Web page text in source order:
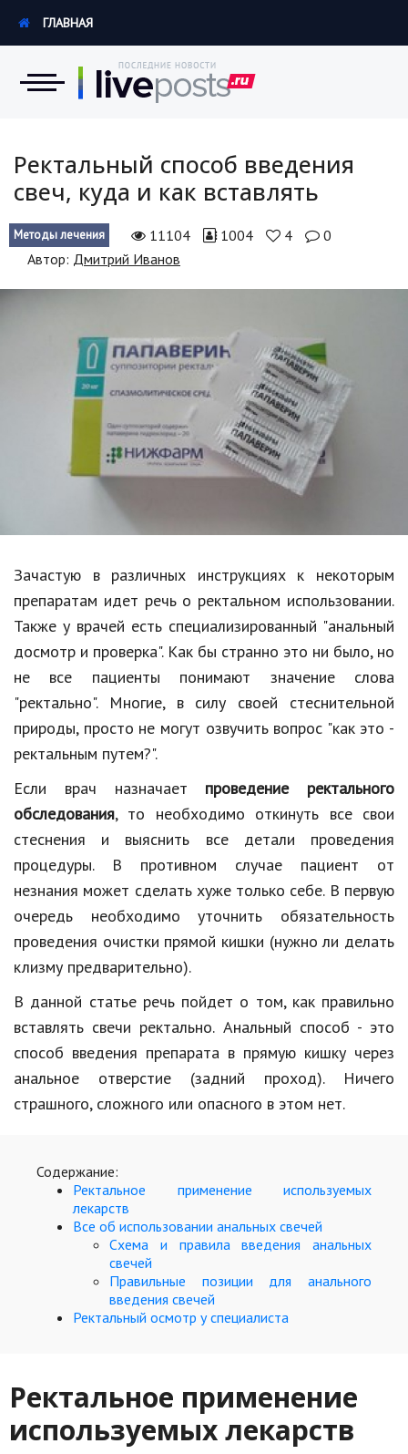
Экономика
Происшествия
Наука и техника
Политика
Образование
В мире
Авто, мото
Спорт
Знаменитости
Статьи
Обзоры
Рецепты
Красота и здоровье
Hi-Tech. Интернет
Авто, мото
Дом и сад
Недвижимость
Спорт и фитнес
Психология и отношения
Творчество и рукоделие
Разное
Работа и бизнес
Еда и напитки
Праздники и подарки
Кинематограф
Домашние животные
Строительство
Культура и общество
ГЛАВНАЯ
Ректальный способ введения
свеч, куда и как вставлять
Методы лечения 11104 1004 4
0
Автор: Дмитрий Иванов
Зачастую в различных инструкциях к некоторым
препаратам идет речь о ректальном использовании.
Также у врачей есть специализированный "анальный
досмотр и проверка". Как бы странно это ни было, но
не все пациенты понимают значение слова
"ректально". Многие, в силу своей стеснительной
природы, просто не могут озвучить вопрос "как это -
ректальным путем?".
Если врач назначает проведение ректального
обследования, то необходимо откинуть все свои
стеснения и выяснить все детали проведения
процедуры. В противном случае пациент от
незнания может сделать хуже только себе. В первую
очередь необходимо уточнить обязательность
проведения очистки прямой кишки (нужно ли делать
клизму предварительно).
В данной статье речь пойдет о том, как правильно
вставлять свечи ректально. Анальный способ - это
способ введения препарата в прямую кишку через
анальное отверстие (задний проход). Ничего
страшного, сложного или опасного в этом нет.
Содержание:
Ректальное применение используемых
лекарств
Все об использовании анальных свечей
Схема и правила введения анальных
свечей
Правильные позиции для анального
введения свечей
Ректальный осмотр у специалиста
Ректальное применение
используемых лекарств